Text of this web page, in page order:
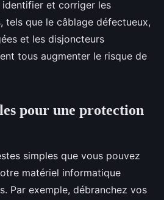
et corriger les
tels que le câblage défectueux,
et les disjoncteurs
tous augmenter le risque de
pour une protection
simples que vous pouvez
matériel informatique
Par exemple, débranchez vos